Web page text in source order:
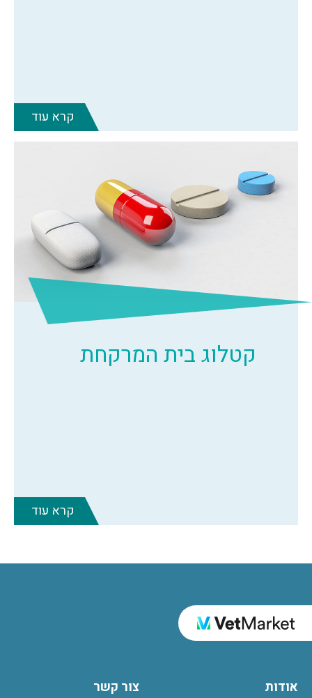
קרא עוד
קטלוג בית המרקחת
קרא עוד
אודות צור קשר